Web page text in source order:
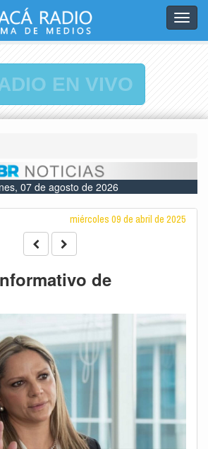
EN VIVO
07 de agosto de 2026
miércoles 09 de abril de 2025
de